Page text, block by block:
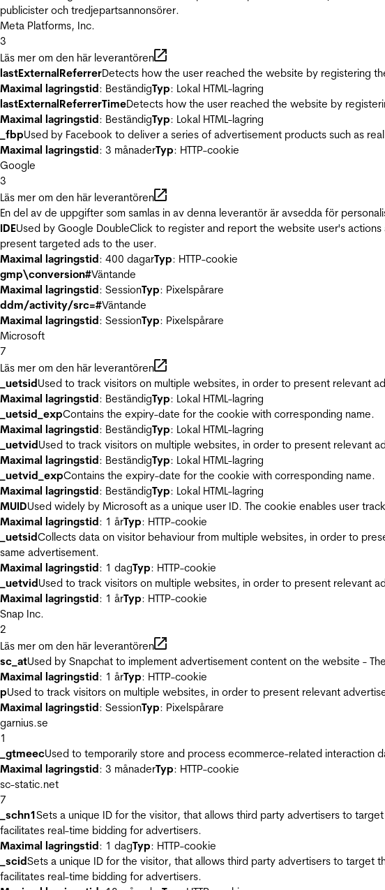
publicister och tredjepartsannonsörer.
Meta Platforms, Inc.
3
Läs mer om den här leverantören
lastExternalReferrerDetects how the user reached the website by registering
Maximal lagringstid: BeständigTyp: Lokal HTML-lagring
lastExternalReferrerTimeDetects how the user reached the website by
Maximal lagringstid: BeständigTyp: Lokal HTML-lagring
_fbpUsed by Facebook to deliver a series of advertisement products such as
Maximal lagringstid: 3 månaderTyp: HTTP-cookie
Google
3
Läs mer om den här leverantören
En del av de uppgifter som samlas in av denna leverantör är avsedda för
IDEUsed by Google DoubleClick to register and report the website user's
present targeted ads to the user.
Maximal lagringstid: 400 dagarTyp: HTTP-cookie
gmp\conversion#Väntande
Maximal lagringstid: SessionTyp: Pixelspårare
ddm/activity/src=#Väntande
Maximal lagringstid: SessionTyp: Pixelspårare
Microsoft
7
Läs mer om den här leverantören
_uetsidUsed to track visitors on multiple websites, in order to present relevant
Maximal lagringstid: BeständigTyp: Lokal HTML-lagring
_uetsid_expContains the expiry-date for the cookie with corresponding name.
Maximal lagringstid: BeständigTyp: Lokal HTML-lagring
_uetvidUsed to track visitors on multiple websites, in order to present relevant
Maximal lagringstid: BeständigTyp: Lokal HTML-lagring
_uetvid_expContains the expiry-date for the cookie with corresponding name.
Maximal lagringstid: BeständigTyp: Lokal HTML-lagring
MUIDUsed widely by Microsoft as a unique user ID. The cookie enables user
Maximal lagringstid: 1 årTyp: HTTP-cookie
_uetsidCollects data on visitor behaviour from multiple websites, in order to
same advertisement.
Maximal lagringstid: 1 dagTyp: HTTP-cookie
_uetvidUsed to track visitors on multiple websites, in order to present relevant
Maximal lagringstid: 1 årTyp: HTTP-cookie
Snap Inc.
2
Läs mer om den här leverantören
sc_atUsed by Snapchat to implement advertisement content on the website -
Maximal lagringstid: 1 årTyp: HTTP-cookie
pUsed to track visitors on multiple websites, in order to present relevant
Maximal lagringstid: SessionTyp: Pixelspårare
garnius.se
1
_gtmeecUsed to temporarily store and process ecommerce-related interaction
Maximal lagringstid: 3 månaderTyp: HTTP-cookie
sc-static.net
7
_schn1Sets a unique ID for the visitor, that allows third party advertisers to
facilitates real-time bidding for advertisers.
Maximal lagringstid: 1 dagTyp: HTTP-cookie
_scidSets a unique ID for the visitor, that allows third party advertisers to target
facilitates real-time bidding for advertisers.